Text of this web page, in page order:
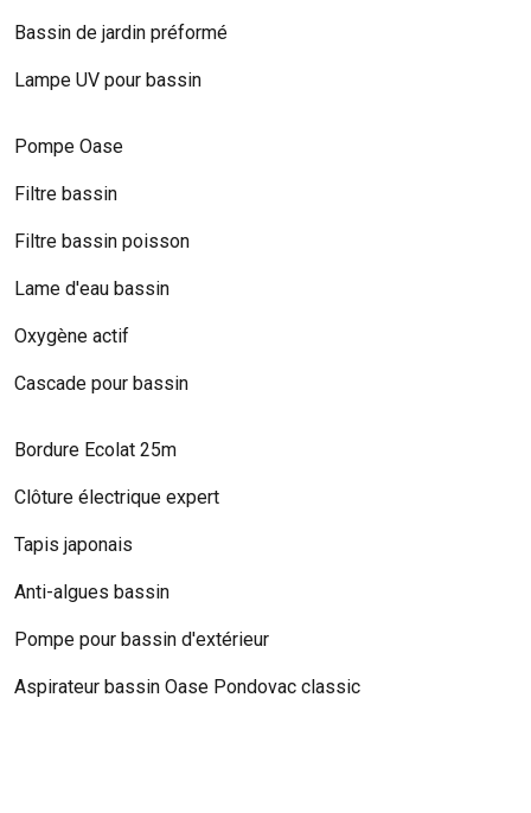
Bassin de jardin préformé
Lampe UV pour bassin
Pompe Oase
Filtre bassin
Filtre bassin poisson
Lame d'eau bassin
Oxygène actif
Cascade pour bassin
Bordure Ecolat 25m
Clôture électrique expert
Tapis japonais
Anti-algues bassin
Pompe pour bassin d'extérieur
Aspirateur bassin Oase Pondovac classic